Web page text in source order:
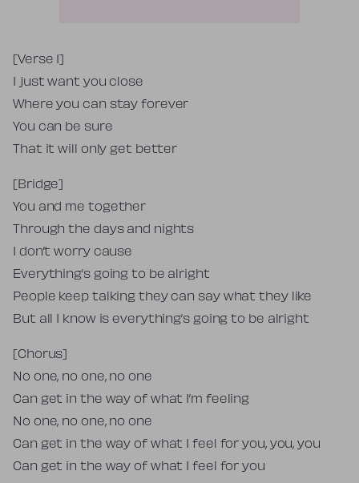
Tekst piosenki
[Verse 1]
I just want you close
Where you can stay forever
You can be sure
That it will only get better
[Bridge]
You and me together
Through the days and nights
I don’t worry cause
Everything’s going to be alright
People keep talking they can say what they like
But all I know is everything’s going to be alright
[Chorus]
No one, no one, no one
Can get in the way of what I’m feeling
No one, no one, no one
Can get in the way of what I feel for you, you, you
Can get in the way of what I feel for you